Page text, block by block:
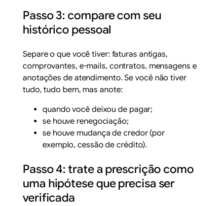
Passo 3: compare com seu
histórico pessoal
Separe o que você tiver: faturas antigas,
comprovantes, e-mails, contratos, mensagens e
anotações de atendimento. Se você não tiver
tudo, tudo bem, mas anote:
quando você deixou de pagar;
se houve renegociação;
se houve mudança de credor (por
exemplo, cessão de crédito).
Passo 4: trate a prescrição como
uma hipótese que precisa ser
verificada